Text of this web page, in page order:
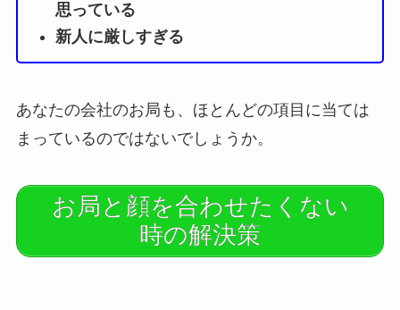
思っている
新人に厳しすぎる
あなたの会社のお局も、ほとんどの項目に当ては
まっているのではないでしょうか。
お局と顔を合わせたくない
時の解決策